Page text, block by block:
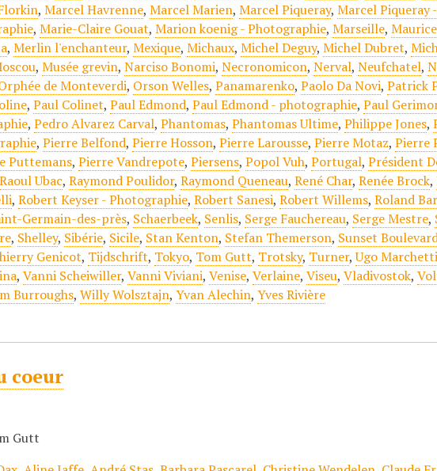
,Marcel Havrenne,Marcel Marien,Marcel Piqueray,Marcel Piqueray
,Marie-Claire Gouat,Marion koenig - Photographie,Marseille,
,Merlin l'enchanteur,Mexique,Michaux,Michel Deguy,Michel Dubret,
,Musée grevin,Narciso Bonomi,Necronomicon,Nerval,Neufchatel,
de Monteverdi, Orson Welles,Panamarenko,Paolo Da Novi,Patrick
,Paul Colinet,Paul Edmond,Paul Edmond - photographie,Paul
,Pedro Alvarez Carval,Phantomas,Phantomas Ultime,Philippe Jones,
,Pierre Belfond,Pierre Hosson,Pierre Larousse,Pierre Motaz,Pierre
Puttemans,Pierre Vandrepote,Piersens,Popol Vuh,Portugal,Président
Raoul Ubac,Raymond Poulidor,Raymond Queneau,René Char,Renée Brock,
,Robert Keyser - Photographie,Robert Sanesi,Robert Willems,Roland
Germain-des-près, Schaerbeek, Senlis, Serge Fauchereau, Serge Mestre,
, Shelley, Sibérie, Sicile, Stan Kenton, Stefan Themerson, Sunset
Genicot, Tijdschrift, Tokyo, Tom Gutt, Trotsky, Turner,Ugo
,Vanni Scheiwiller,Vanni Viviani,Venise,Verlaine,Viseu,Vladivostok,
Burroughs,Willy Wolsztajn,Yvan Alechin,Yves Rivière
coeur
Gutt